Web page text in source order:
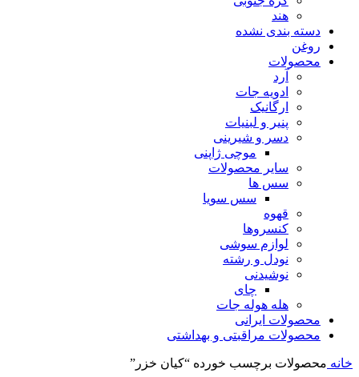
هند
دسته بندی نشده
روغن
محصولات
آرد
ادویه جات
ارگانیک
پنیر و لبنیات
دسر و شیرینی
موچی ژاپنی
سایر محصولات
سس ها
سس سویا
قهوه
کنسروها
لوازم سوشی
نودل و رشته
نوشیدنی
چای
هله هوله جات
محصولات ایرانی
محصولات مراقبتی و بهداشتی
خانه محصولات برچسب خورده “کیان خزر”